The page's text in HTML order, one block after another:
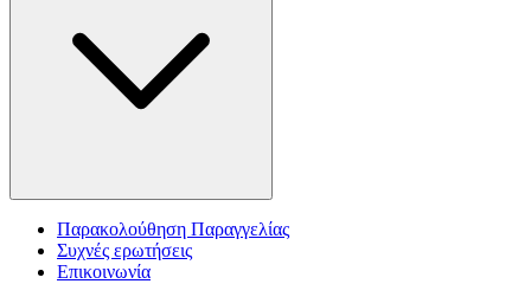
Παρακολούθηση Παραγγελίας
Συχνές ερωτήσεις
Επικοινωνία